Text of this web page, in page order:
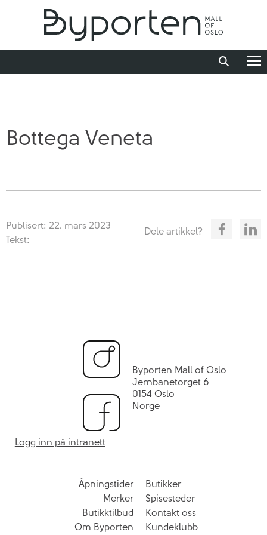
Bottega Veneta
Publisert: 22. mars 2023
Tekst:
Dele artikkel?
Byporten Mall of Oslo
Jernbanetorget 6
0154 Oslo
Norge
Logg inn på intranett
Åpningstider
Butikker
Merker
Spisesteder
Butikktilbud
Kontakt oss
Om Byporten
Kundeklubb